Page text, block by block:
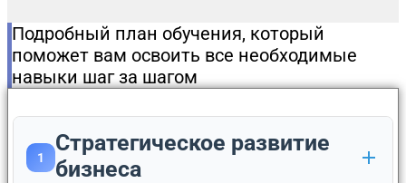
Подробный план обучения, который
поможет вам освоить все необходимые
навыки шаг за шагом
1
Стратегическое развитие
бизнеса